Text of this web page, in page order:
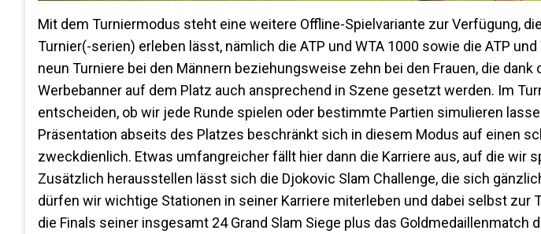
Mit dem Turniermodus steht eine weitere Offline-Spielvariante zur Verfügung,
Turnier(-serien) erleben lässt, nämlich die ATP und WTA 1000 sowie die ATP
neun Turniere bei den Männern beziehungsweise zehn bei den Frauen, die dank
Werbebanner auf dem Platz auch ansprechend in Szene gesetzt werden. Im
entscheiden, ob wir jede Runde spielen oder bestimmte Partien simulieren
Präsentation abseits des Platzes beschränkt sich in diesem Modus auf einen
zweckdienlich. Etwas umfangreicher fällt hier dann die Karriere aus, auf die wir
Zusätzlich herausstellen lässt sich die Djokovic Slam Challenge, die sich
dürfen wir wichtige Stationen in seiner Karriere miterleben und dabei selbst zur
die Finals seiner insgesamt 24 Grand Slam Siege plus das Goldmedaillenmatch